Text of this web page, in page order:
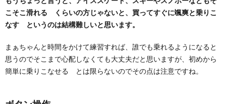
こそこ滑れる くらいの方じゃないと、買ってすぐに颯爽と乗りこ
なす というのは結構難しいと思います。
まぁちゃんと時間をかけて練習すれば、誰でも乗れるようになると
思うのでそこまで心配しなくても大丈夫だと思いますが、初めから
簡単に乗りこなせる とは限らないのでその点は注意ですね。